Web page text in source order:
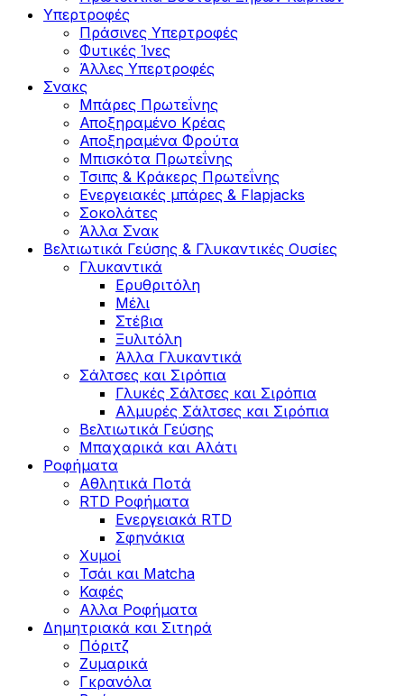
Υπερτροφές
Πράσινες Υπερτροφές
Φυτικές Ίνες
Άλλες Υπερτροφές
Σνακς
Μπάρες Πρωτεΐνης
Αποξηραμένο Κρέας
Αποξηραμένα Φρούτα
Μπισκότα Πρωτεΐνης
Τσιπς & Kράκερς Πρωτεΐνης
Ενεργειακές μπάρες & Flapjacks
Σοκολάτες
Άλλα Σνακ
Βελτιωτικά Γεύσης & Γλυκαντικές Ουσίες
Γλυκαντικά
Ερυθριτόλη
Μέλι
Στέβια
Ξυλιτόλη
Άλλα Γλυκαντικά
Σάλτσες και Σιρόπια
Γλυκές Σάλτσες και Σιρόπια
Αλμυρές Σάλτσες και Σιρόπια
Bελτιωτικά Γεύσης
Μπαχαρικά και Αλάτι
Ροφήματα
Αθλητικά Ποτά
RTD Ροφήματα
Ενεργειακά RTD
Σφηνάκια
Χυμοί
Τσάι και Matcha
Καφές
Αλλα Ροφήματα
Δημητριακά και Σιτηρά
Πόριτζ
Ζυμαρικά
Γκρανόλα